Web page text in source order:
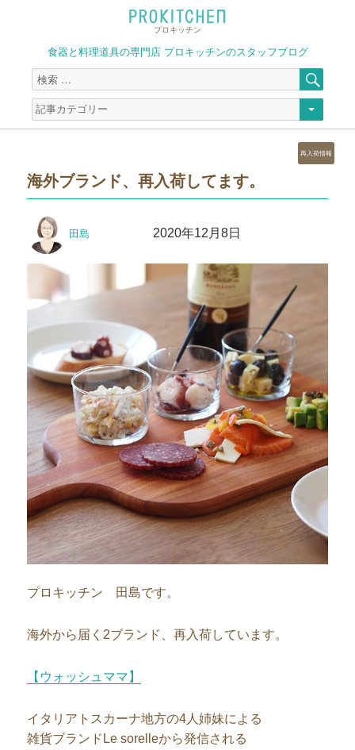
プロキッチン
食器と料理道具の専門店 プロキッチンのスタッフブログ
検
索
対
象:
索
海外ブランド、再入荷してます。
稿
田島 2020年12月8日
カ
テ
リ
再入荷情報
プロキッチン 田島です。
海外から届く2ブランド、再入荷しています。
【ウォッシュママ】
イタリアトスカーナ地方の4人姉妹による
雑貨ブランドLe sorelleから発信される